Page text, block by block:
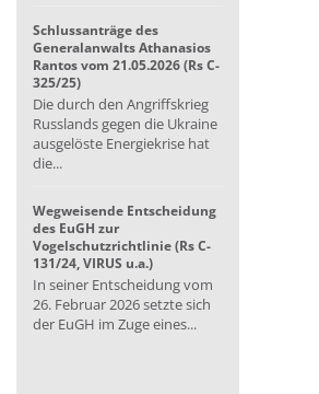
Schlussanträge des
Generalanwalts Athanasios
Rantos vom 21.05.2026 (Rs C-
325/25)
Die durch den Angriffskrieg
Russlands gegen die Ukraine
ausgelöste Energiekrise hat
die...
Wegweisende Entscheidung
des EuGH zur
Vogelschutzrichtlinie (Rs C-
131/24, VIRUS u.a.)
In seiner Entscheidung vom
26. Februar 2026 setzte sich
der EuGH im Zuge eines...